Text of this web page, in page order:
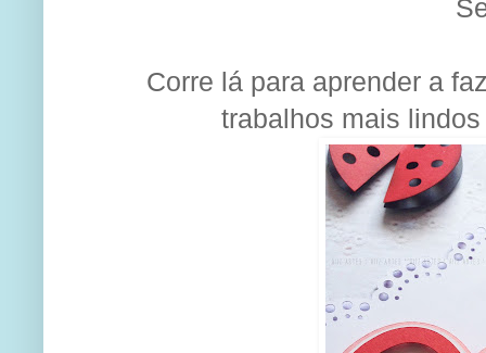
Corre lá para aprender a
trabalhos mais